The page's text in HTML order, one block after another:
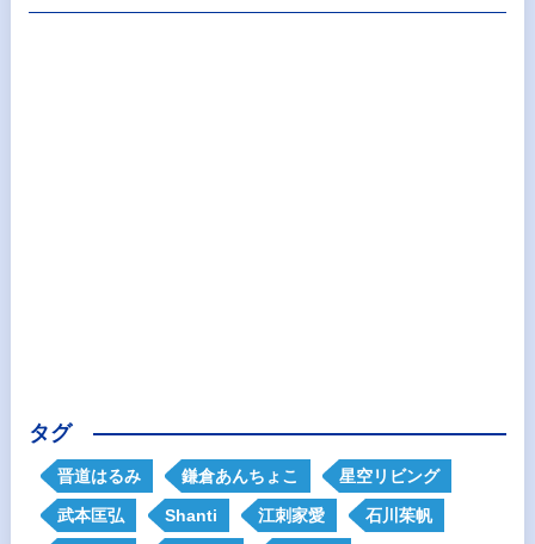
タグ
晋道はるみ 鎌倉あんちょこ 星空リビング
武本匡弘 Shanti 江刺家愛 石川茱帆